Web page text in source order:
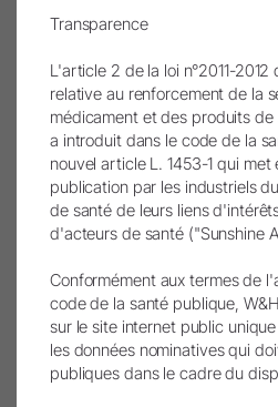
dentistes du monde entier. Leur
pratiques et l'exploration de
promettent d'élever leurs
de l'implantologie dentaire.
Catégorie
News
Tags
Solution, technologie,traitement,
Transparence
L'article 2 de la loi n°2011-
relative au renforcement de la
médicament et des produits
a introduit dans le code de la
nouvel article L. 1453-1 qui met
publication par les industriels
de santé de leurs liens
d'acteurs de santé ("Sunshine
Conformément aux termes de
code de la santé publique,
sur le site internet public
les données nominatives qui
publiques dans le cadre du